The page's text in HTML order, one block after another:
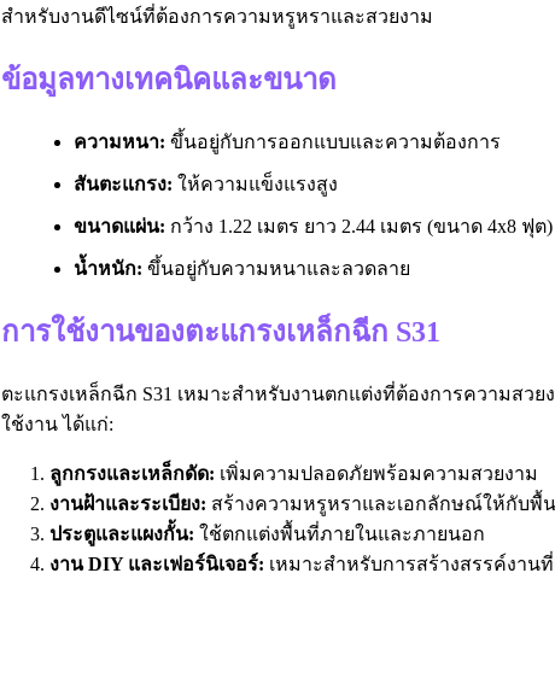
สำหรับงานดีไซน์ที่ต้องการความหรูหราและสวยงาม
ข้อมูลทางเทคนิคและขนาด
ความหนา: ขึ้นอยู่กับการออกแบบและความต้องการ
สันตะแกรง: ให้ความแข็งแรงสูง
ขนาดแผ่น: กว้าง 1.22 เมตร ยาว 2.44 เมตร (ขนาด 4x8 ฟุต)
น้ำหนัก: ขึ้นอยู่กับความหนาและลวดลาย
การใช้งานของตะแกรงเหล็กฉีก S31
ตะแกรงเหล็กฉีก S31 เหมาะสำหรับงานตกแต่งที่ต้องการความสว
ใช้งาน ได้แก่:
ลูกกรงและเหล็กดัด: เพิ่มความปลอดภัยพร้อมความสวยงาม
งานฝ้าและระเบียง: สร้างความหรูหราและเอกลักษณ์ให้กับพื้
ประตูและแผงกั้น: ใช้ตกแต่งพื้นที่ภายในและภายนอก
งาน DIY และเฟอร์นิเจอร์: เหมาะสำหรับการสร้างสรรค์งาน